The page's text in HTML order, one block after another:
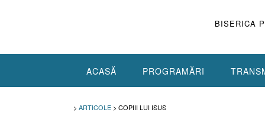
BISERICA
ACASĂ PROGRAMĂRI
> ARTICOLE > COPIII LUI ISUS